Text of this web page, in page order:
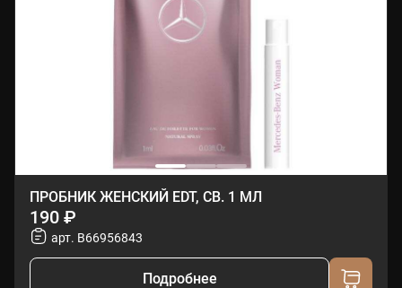
ПРОБНИК ЖЕНСКИЙ EDT, СВ. 1 МЛ
190 ₽
арт. B66956843
Подробнее